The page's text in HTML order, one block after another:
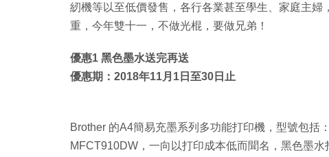
紉機等以至低價發售，各行各業甚至學生、家庭主
重，今年雙十一，不做光棍，要做兄弟！
優惠1 黑色墨水送完再送
優惠期：2018年11月1日至30日止
Brother 的A4簡易充墨系列多功能打印機，型號包括
MFCT910DW，一向以打印成本低而聞名，黑色墨